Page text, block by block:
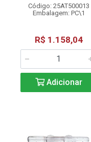
Código: 25AT500013
Embalagem: PC\1
R$ 1.158,04
Adicionar